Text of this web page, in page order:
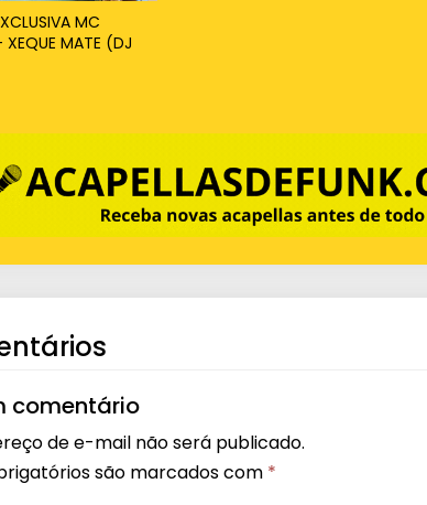
MC
XEQUE MATE (DJ
comentário
de e-mail não será publicado.
são marcados com *